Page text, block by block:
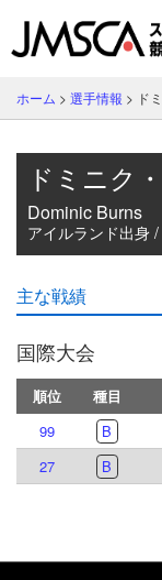
ホーム > 選手情報 > ド
ドミニク
Dominic Burns
アイルランド出身
主な戦績
国際大会
順位 種目
99
B
27
B